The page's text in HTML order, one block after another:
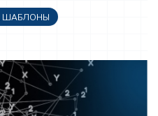
ШАБЛОНЫ